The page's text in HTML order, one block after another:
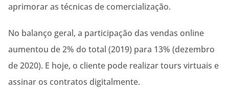
aprimorar as técnicas de comercialização.
No balanço geral, a participação das vendas online
aumentou de 2% do total (2019) para 13% (dezembro
de 2020). E hoje, o cliente pode realizar tours virtuais e
assinar os contratos digitalmente.